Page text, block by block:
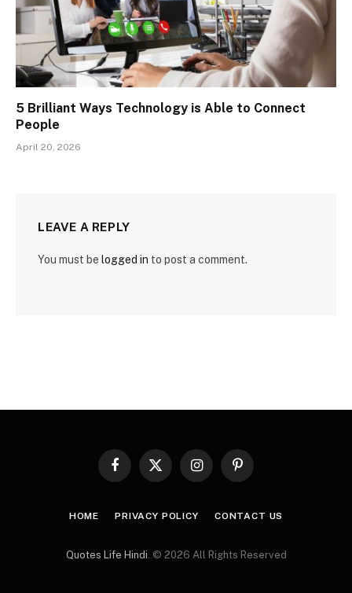
5 Brilliant Ways Technology is Able to Connect
People
April 20, 2026
LEAVE A REPLY
You must be logged in to post a comment.
Facebook
X
InstagramPinterest
HOME PRIVACY POLICY CONTACT US
Quotes Life Hindi. © 2026 All Rights Reserved